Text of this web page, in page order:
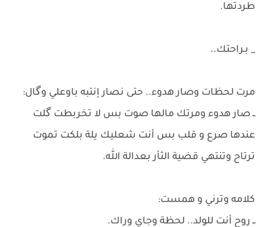
طردتها.
_ بـراحتك..
مرت لحظات وصار هدوء.. حتى نصار إنتبه باوعلي وگال:
ــ صار هدوء ومرتك مالها صوت بس لا تخربطت گلت
عندها صرع و قلب بس أنت شعليك يلة بلكت تموت
ترتاح وتنتهي قضية الثأر بعدالة الله.
​كلامه وترني و همست:
ــ روح أنت للولد.. لحظة وجاي وراك.